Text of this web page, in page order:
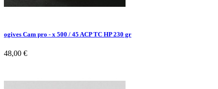
ogives Cam pro - x 500 / 45 ACP TC HP 230 gr
48,00 €